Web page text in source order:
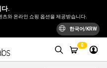
다.
와 온라인 쇼핑 옵션을 제공받습니다.
한국어/KRW
0